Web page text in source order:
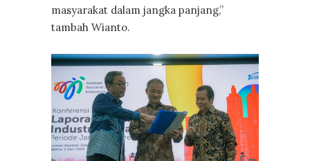
masyarakat dalam jangka panjang,”
tambah Wianto.